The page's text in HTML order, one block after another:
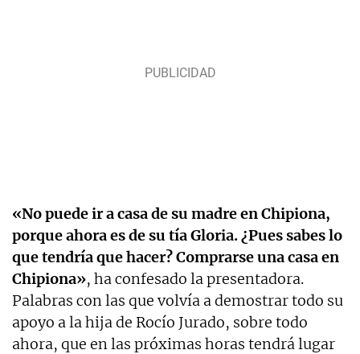
«No puede ir a casa de su madre en Chipiona,
porque ahora es de su tía Gloria. ¿Pues sabes lo
que tendría que hacer? Comprarse una casa en
Chipiona», ha confesado la presentadora.
Palabras con las que volvía a demostrar todo su
apoyo a la hija de Rocío Jurado, sobre todo
ahora, que en las próximas horas tendrá lugar